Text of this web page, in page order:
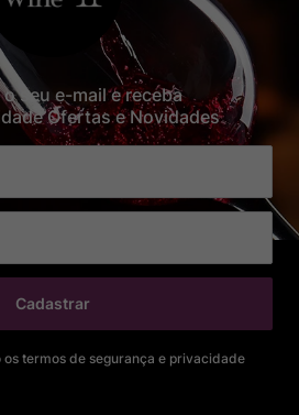
seu e-mail e receba
Ofertas e Novidades
Cadastrar
os termos de segurança e privacidade